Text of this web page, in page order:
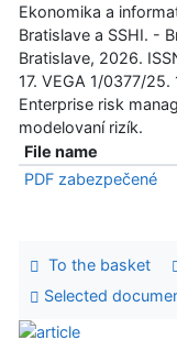
Ekonomika a
Bratislave a SSHI. -
Bratislave, 2026.
17. VEGA 1/0377/
Enterprise risk
modelovaní rizík.
File name
PDF zabezpečené
To the basket
Selected